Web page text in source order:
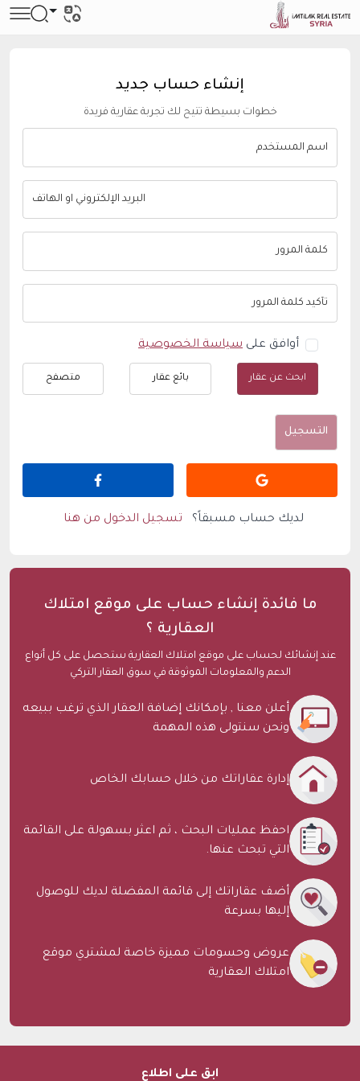
إنشاء حساب جديد
خطوات بسيطة تتيح لك تجربة عقارية فريدة
أوافق على سياسة الخصوصية
ابحث عن عقار بائع عقار متصفح
التسجيل
لديك حساب مسبقاً؟ تسجيل الدخول من هنا
ما فائدة إنشاء حساب على موقع امتلاك
العقارية ؟
عند إنشائك لحساب على موقع امتلاك العقارية ستحصل على كل أنواع
الدعم والمعلومات الموثوقة في سوق العقار التركي
أعلن معنا , بإمكانك إضافة العقار الذي ترغب ببيعه
ونحن سنتولى هذه المهمة
إدارة عقاراتك من خلال حسابك الخاص
احفظ عمليات البحث ، ثم اعثر بسهولة على القائمة
التي تبحث عنها.
أضف عقاراتك إلى قائمة المفضلة لديك للوصول
إليها بسرعة
عروض وحسومات مميزة خاصة لمشتري موقع
امتلاك العقارية
ابق على اطلاع